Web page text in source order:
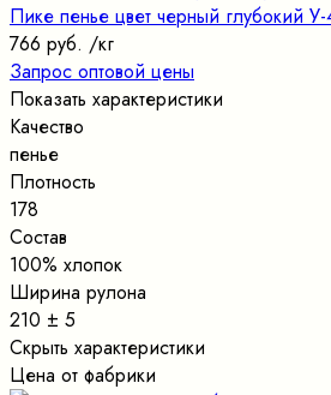
Пике пенье цвет черный глубокий
766 руб. /кг
Запрос оптовой цены
Показать характеристики
Качество
пенье
Плотность
178
Состав
100% хлопок
Ширина рулона
210 ± 5
Скрыть характеристики
Цена от фабрики